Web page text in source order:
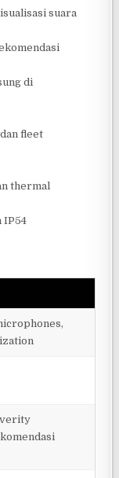
suara
di
fleet
thermal
IP54